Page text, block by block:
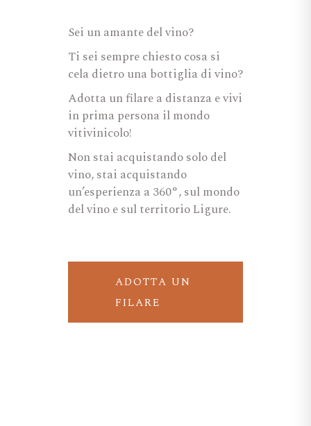
Sei un amante del vino?
Ti sei sempre chiesto cosa si
cela dietro una bottiglia di vino?
Adotta un filare a distanza e vivi
in prima persona il mondo
vitivinicolo!
Non stai acquistando solo del
vino, stai acquistando
un’esperienza a 360°, sul mondo
del vino e sul territorio Ligure.
ADOTTA UN
FILARE